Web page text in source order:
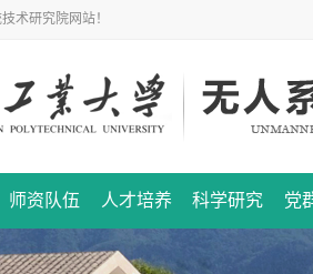
术研究院网站！
师资队伍 人才培养 科学研究 党